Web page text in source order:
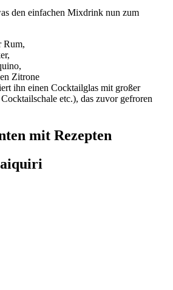
den einfachen Mixdrink nun zum
Rum,
Zitrone
ihn einen Cocktailglas mit großer
etc.), das zuvor gefroren
mit Rezepten